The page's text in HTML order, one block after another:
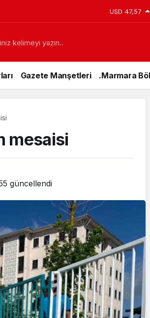
Bulunan FETÖ USD 47,57
kelimeyi yazın..
Gazete Manşetleri .Marmara
mesaisi
güncellendi
Genel
15 Temmuz’da
Cumhurbaşkanı
Erdoğan’a Suikast
Girişiminde Bulunan
FETÖ Firarisi B.K.
Afyonkarahisar’da
Yakalandı